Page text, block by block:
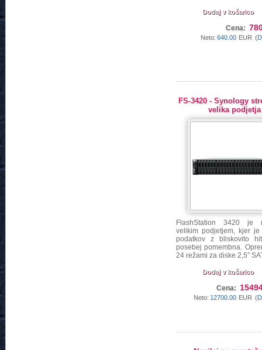
Dodaj v košarico
Cena:
Neto: 640.00 EUR
FS-3420 - Synology
velika podjetja
FlashStation 3420 je
velikim podjetjem, kjer je
podatkov z bliskovito
posebej pomembna.
24 režami za diske 2,5”
Dodaj v košarico
Cena:
Neto: 12700.00 EUR